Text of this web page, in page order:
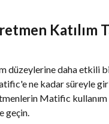
Katılım
düzeylerine daha etkili
ne kadar süreyle
Matific kullanım
geçin.